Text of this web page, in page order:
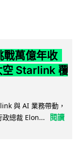
萬億年收
空 Starlink 覆
與 AI 業務帶動，
政總裁 Elon...
閱讀